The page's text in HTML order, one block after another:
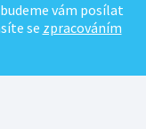
vám posílat
se zpracováním